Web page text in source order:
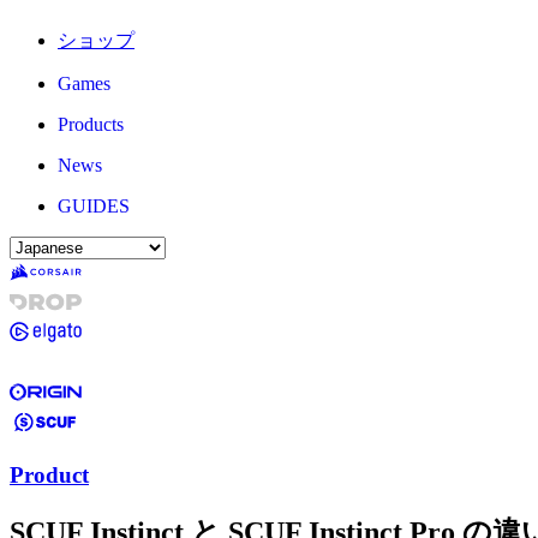
ショップ
Games
Products
News
GUIDES
Product
SCUF Instinct と SCUF Instinct Pro の違